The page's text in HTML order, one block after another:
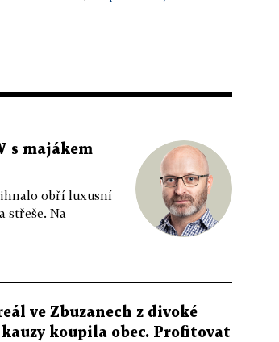
s majákem
obří luxusní
střeše. Na
ve Zbuzanech z divoké
koupila obec. Profitovat